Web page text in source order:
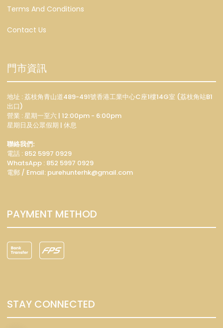
Terms And Conditions
Contact Us
門市資訊
地址 : 荔枝角青山道489-491號香港工業中心C座1樓14G室 (荔枝角站B1
出口)
營業 : 星期一至六 | 12:00pm - 6:00pm
星期日及公眾假期 | 休息
聯絡我們:
電話 : 852 5997 0929
WhatsApp : 852 5997 0929
電郵 / Email: purehunterhk@gmail.com
PAYMENT METHOD
STAY CONNECTED